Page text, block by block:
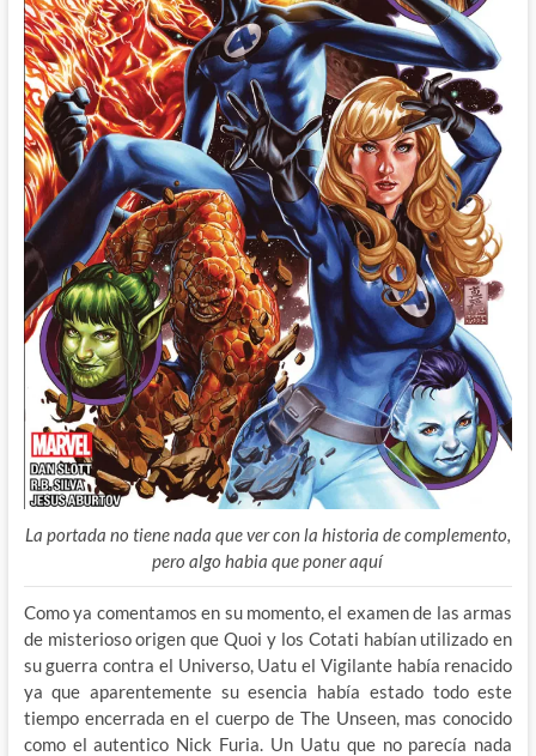
La portada no tiene nada que ver con la historia de complemento,
pero algo habia que poner aquí
Como ya comentamos en su momento, el examen de las armas
de misterioso origen que Quoi y los Cotati habían utilizado en
su guerra contra el Universo, Uatu el Vigilante había renacido
ya que aparentemente su esencia había estado todo este
tiempo encerrada en el cuerpo de The Unseen, mas conocido
como el autentico Nick Furia. Un Uatu que no parecía nada